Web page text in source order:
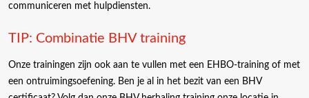
communiceren met hulpdiensten.
TIP: Combinatie BHV training
Onze trainingen zijn ook aan te vullen met een EHBO-training of met
een ontruimingsoefening. Ben je al in het bezit van een BHV